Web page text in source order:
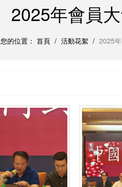
2025年會員
您的位置： 首頁 / 活動花絮 / 2025